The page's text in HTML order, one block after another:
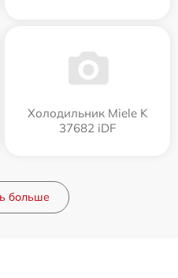
Холодильник Miele K
37682 iDF
больше